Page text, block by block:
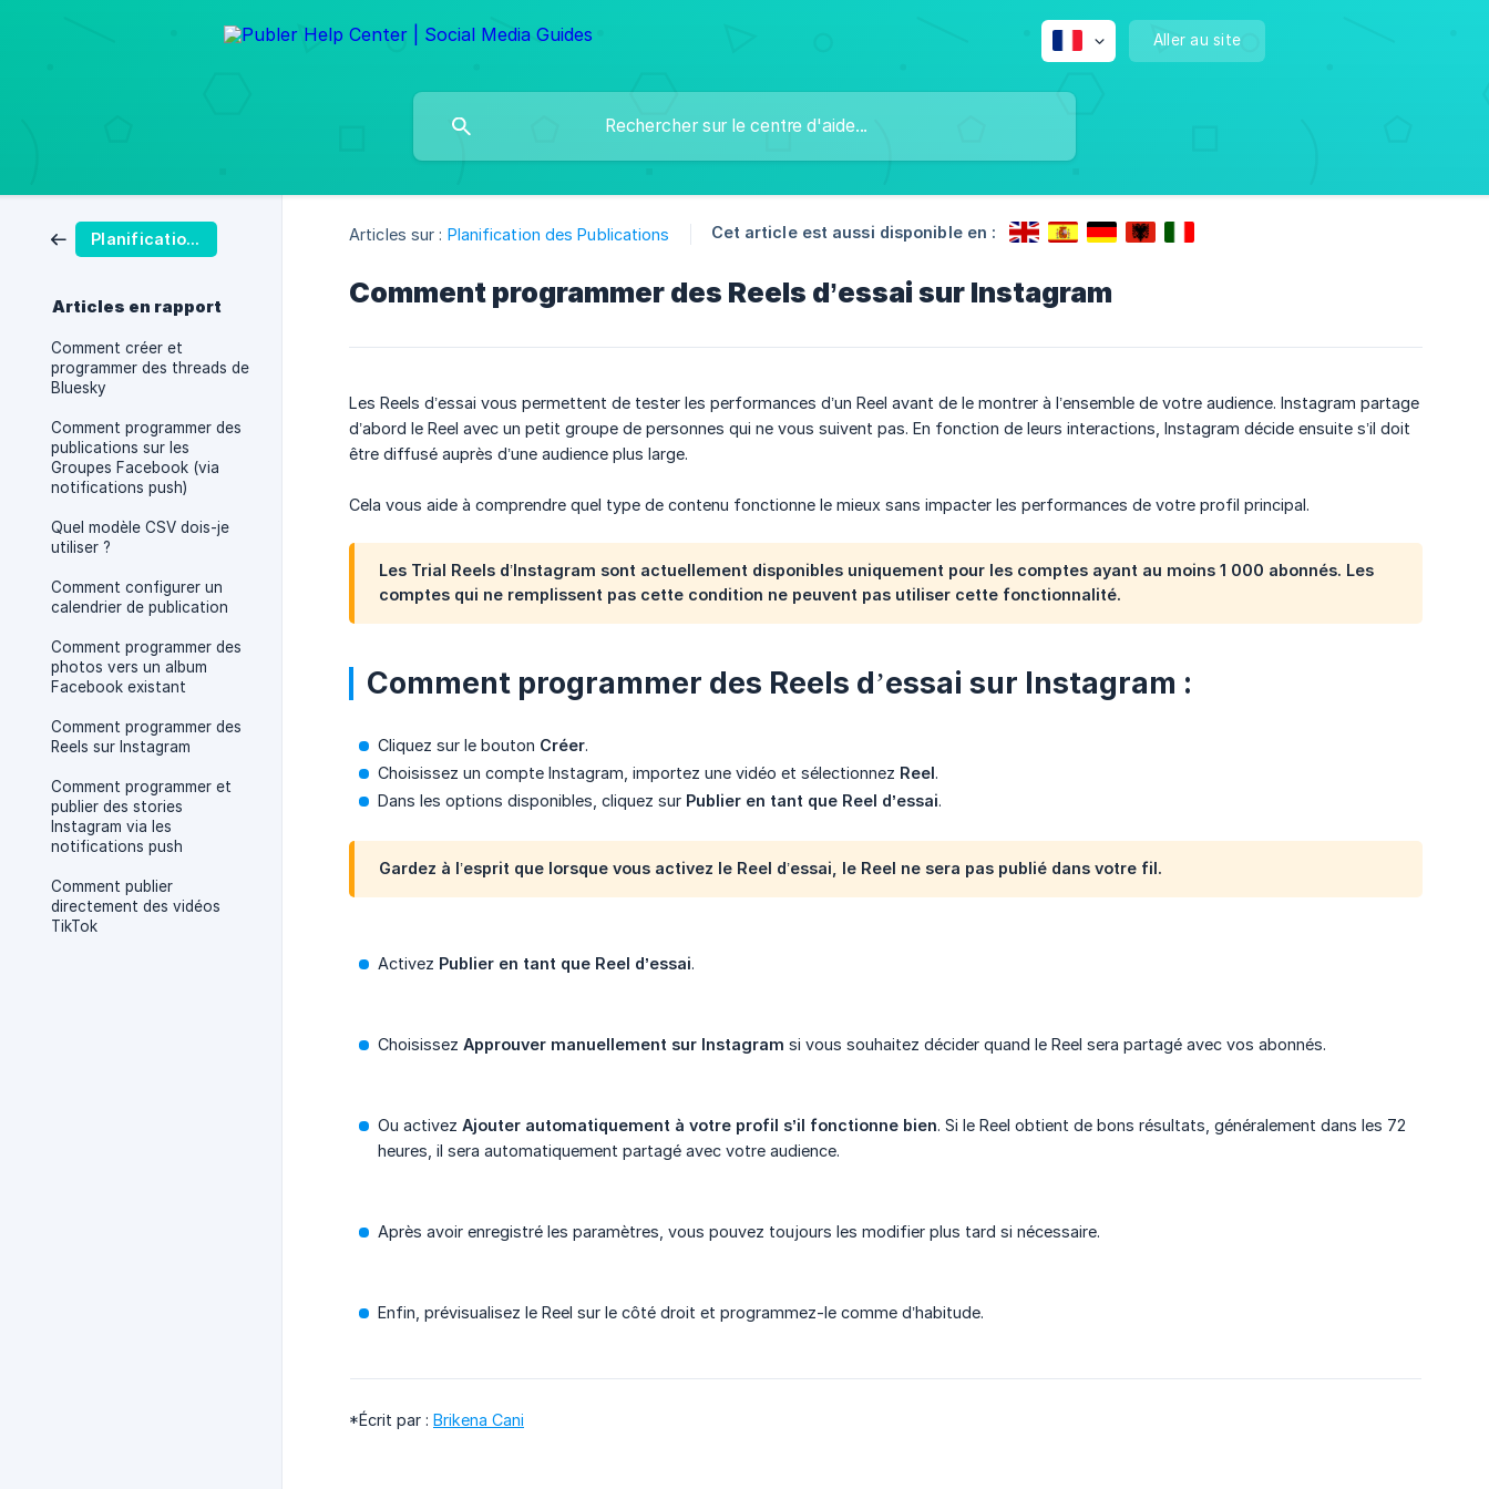
Aller au site
Planification des Publications
Articles en rapport
Comment créer et
programmer des threads de
Bluesky
Comment programmer des
publications sur les
Groupes Facebook (via
notifications push)
Quel modèle CSV dois-je
utiliser ?
Comment configurer un
calendrier de publication
Comment programmer des
photos vers un album
Facebook existant
Comment programmer des
Reels sur Instagram
Comment programmer et
publier des stories
Instagram via les
notifications push
Comment publier
directement des vidéos
TikTok
Articles sur : Planification des Publications Cet article est aussi disponible en :
Comment programmer des Reels d’essai sur Instagram
Les Reels d’essai vous permettent de tester les performances d’un Reel avant de le montrer à l’ensemble de votre audience. Instagram partage
d’abord le Reel avec un petit groupe de personnes qui ne vous suivent pas. En fonction de leurs interactions, Instagram décide ensuite s’il doit
être diffusé auprès d’une audience plus large.
Cela vous aide à comprendre quel type de contenu fonctionne le mieux sans impacter les performances de votre profil principal.
Les Trial Reels d’Instagram sont actuellement disponibles uniquement pour les comptes ayant au moins 1 000 abonnés. Les
comptes qui ne remplissent pas cette condition ne peuvent pas utiliser cette fonctionnalité.
Comment programmer des Reels d’essai sur Instagram :
Cliquez sur le bouton Créer.
Choisissez un compte Instagram, importez une vidéo et sélectionnez Reel.
Dans les options disponibles, cliquez sur Publier en tant que Reel d’essai.
Gardez à l’esprit que lorsque vous activez le Reel d’essai, le Reel ne sera pas publié dans votre fil.
Activez Publier en tant que Reel d’essai.
Choisissez Approuver manuellement sur Instagram si vous souhaitez décider quand le Reel sera partagé avec vos abonnés.
Ou activez Ajouter automatiquement à votre profil s’il fonctionne bien. Si le Reel obtient de bons résultats, généralement dans les 72
heures, il sera automatiquement partagé avec votre audience.
Après avoir enregistré les paramètres, vous pouvez toujours les modifier plus tard si nécessaire.
Enfin, prévisualisez le Reel sur le côté droit et programmez-le comme d’habitude.
*Écrit par : Brikena Cani